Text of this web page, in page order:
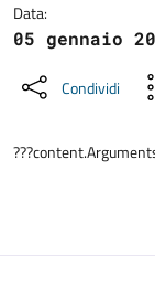
Data:
05 gennaio
Condividi